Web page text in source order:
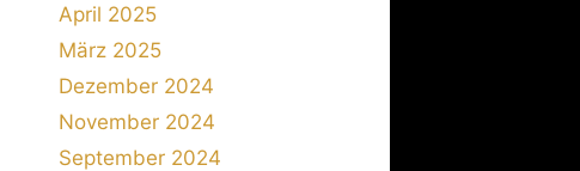
April 2025
März 2025
Dezember 2024
November 2024
September 2024